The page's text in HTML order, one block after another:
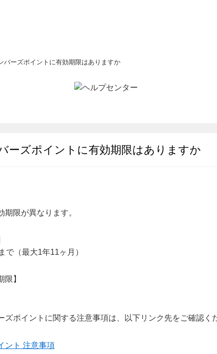
バーズポイントに有効期限はありますか
ーズポイントに有効期限はありますか
限が異なります。
で（最大1年11ヶ月）
限】
ズポイントに関する注意事項は、以下リンク先をご確認く
ント 注意事項